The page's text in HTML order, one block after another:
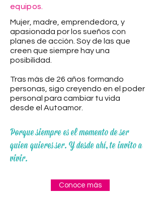
equipos.
Mujer, madre, emprendedora, y
apasionada por los sueños con
planes de acción. Soy de las que
creen que siempre hay una
posibilidad.
Tras más de 26 años formando
personas, sigo creyendo en el poder
personal para cambiar tu vida
desde el Autoamor.
Porque siempre es el momento de ser
quien quieres ser. Y desde ahí, te invito a
vivir.
Conoce más